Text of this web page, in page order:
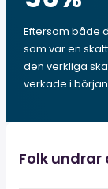
Eftersom både
som var en
den verkliga
verkade i
Folk undrar